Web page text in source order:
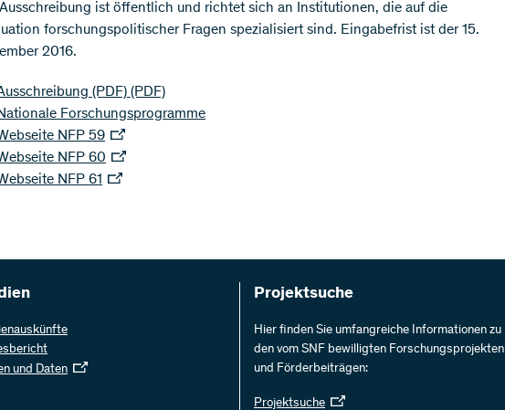
ist öffentlich und richtet sich an Institutionen, die auf die
forschungspolitischer Fragen spezialisiert sind. Eingabefrist ist der 15.
2016.
(PDF) (PDF)
Forschungsprogramme
NFP 59
NFP 60
NFP 61
und Daten
Projektsuche
Hier finden Sie umfangreiche Informationen zu
den vom SNF bewilligten Forschungsprojekten
und Förderbeiträgen:
Projektsuche